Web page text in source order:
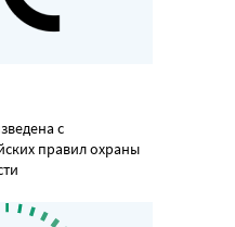
с
правил охраны